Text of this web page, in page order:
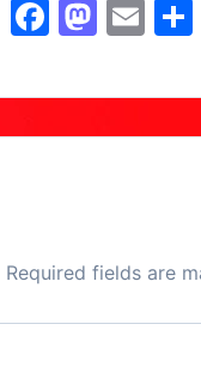
F
c
e
k
M
st
o
E
ai
l
S
Required fields are